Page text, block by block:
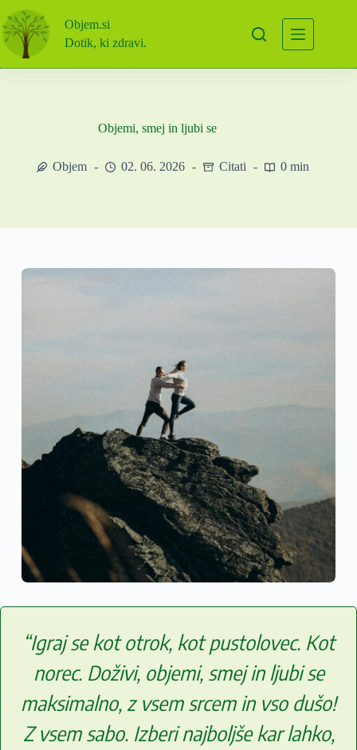
to
content
Objem.si
Dotik, ki zdravi.
Objemi, smej in ljubi se
Objem 02. 06. 2026 Citati 0 min
“Igraj se kot otrok, kot pustolovec. Kot
norec. Doživi, objemi, smej in ljubi se
maksimalno, z vsem srcem in vso dušo!
Z vsem sabo. Izberi najboljše kar lahko,